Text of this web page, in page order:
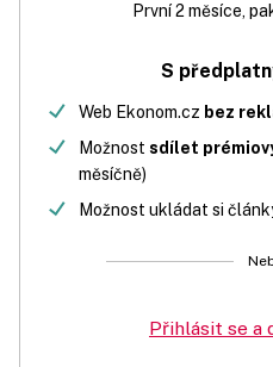
První 2 měsíce,
S
Web Ekonom.cz bez
Možnost sdílet
měsíčně)
Možnost ukládat si
Přihlásit se a